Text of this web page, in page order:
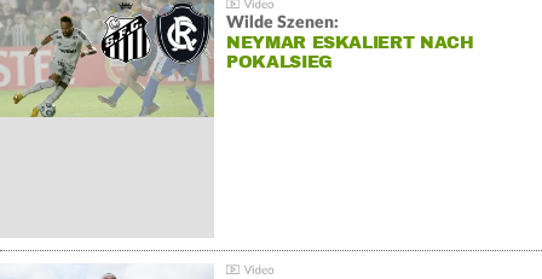
Wilde Szenen:
NEYMAR ESKALIERT NACH
POKALSIEG